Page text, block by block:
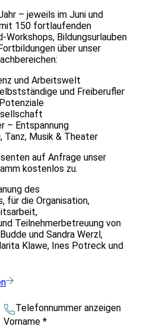
– jeweils im Juni und
150 fortlaufenden
Workshops, Bildungsurlauben
über unser
und Arbeitswelt
und Freiberufler
– Entspannung
Tanz, Musik & Theater
auf Anfrage unser
kostenlos zu.
des
für die Organisation,
Teilnehmerbetreuung von
und Sandra Werzl,
Klawe, Ines Potreck und
Telefonnummer anzeigen
Vorname *